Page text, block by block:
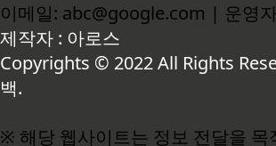
이메일: abc@google.com | 운영
제작자 : 아로스
Copyrights © 2022 All Rights
백.
※ 해당 웹사이트는 정보 전달을 목